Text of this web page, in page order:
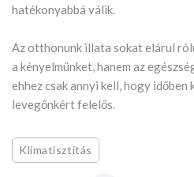
hatékonyabbá válik.
Az otthonunk illata sokat elárul
a kényelmünket, hanem az
ehhez csak annyi kell, hogy időben
levegőnkért felelős.
Klímatisztítás